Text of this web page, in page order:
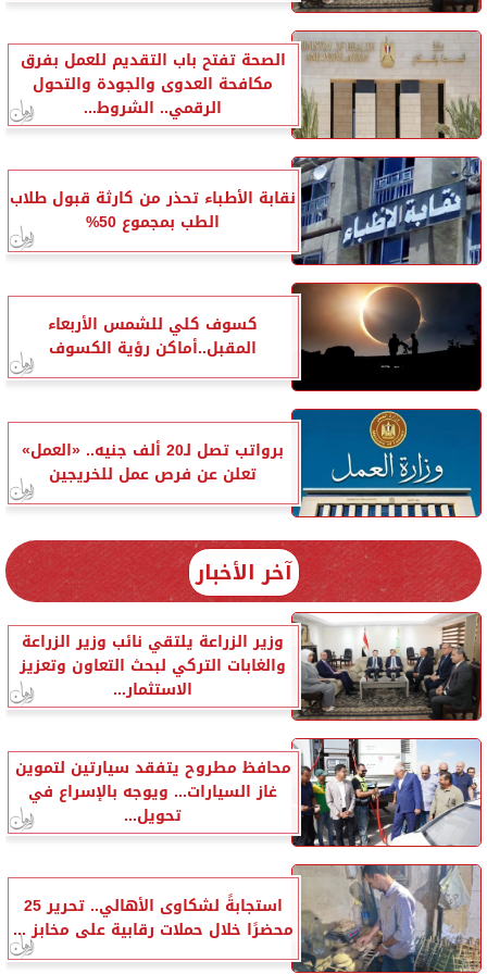
الصحة تفتح باب التقديم للعمل بفرق
مكافحة العدوى والجودة والتحول
الرقمي.. الشروط...
نقابة الأطباء تحذر من كارثة قبول طلاب
الطب بمجموع 50%
كسوف كلي للشمس الأربعاء
المقبل..أماكن رؤية الكسوف
برواتب تصل لـ20 ألف جنيه.. «العمل»
تعلن عن فرص عمل للخريجين
آخر الأخبار
وزير الزراعة يلتقي نائب وزير الزراعة
والغابات التركي لبحث التعاون وتعزيز
الاستثمار...
محافظ مطروح يتفقد سيارتين لتموين
غاز السيارات... ويوجه بالإسراع في
تحويل...
استجابةً لشكاوى الأهالي.. تحرير 25
محضرًا خلال حملات رقابية على مخابز ...